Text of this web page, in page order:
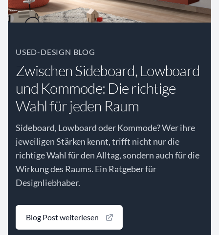
USED-DESIGN BLOG
Zwischen Sideboard, Lowboard
und Kommode: Die richtige
Wahl für jeden Raum
Sideboard, Lowboard oder Kommode? Wer ihre
jeweiligen Stärken kennt, trifft nicht nur die
richtige Wahl für den Alltag, sondern auch für die
Wirkung des Raums. Ein Ratgeber für
Designliebhaber.
Blog Post weiterlesen